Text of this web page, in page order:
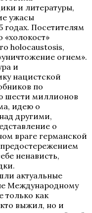
и литературы,
ужасы
годах. Посетителям
«холокост»
holocaustosis,
огнем».
и
нацистской
по
шести миллионов
идею о
другими,
о
враге германской
ненависть,
актуальные
Международному
только как
выжил, но и